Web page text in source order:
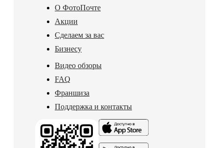
О ФотоПочте
Акции
Сделаем за вас
Бизнесу
Видео обзоры
FAQ
Франшиза
Поддержка и контакты